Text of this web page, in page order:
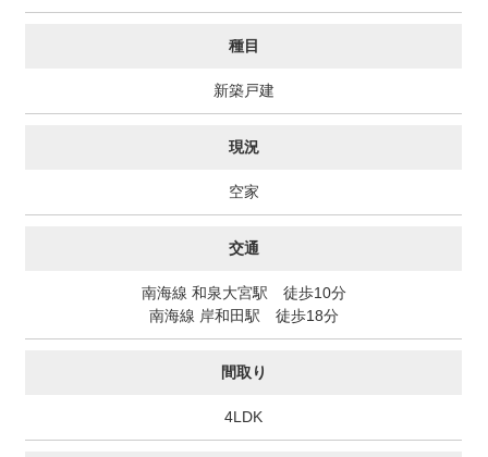
種目
新築戸建
現況
空家
交通
南海線 和泉大宮駅 徒歩10分
南海線 岸和田駅 徒歩18分
間取り
4LDK